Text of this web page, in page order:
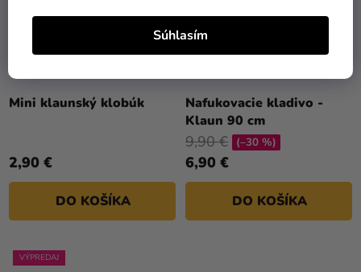
Súhlasím
Mini klaunský klobúk
2,90 €
DO KOŠÍKA
Nafukovacie kladivo -
Klaun 90 cm
6,90 €
9,90 € (–30 %)
DO KOŠÍKA
VÝPREDAJ